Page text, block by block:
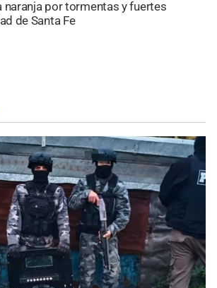
naranja por tormentas y fuertes
de Santa Fe